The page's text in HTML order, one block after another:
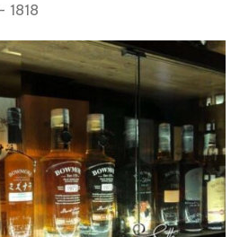
1818